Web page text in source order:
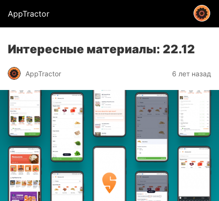
AppTractor
Интересные материалы: 22.12
AppTractor 6 лет назад